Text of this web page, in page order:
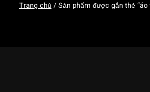
Trang chủ/ Sản phẩm được gắn thẻ “áo